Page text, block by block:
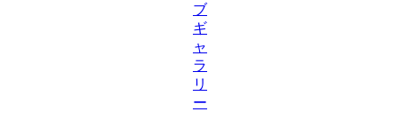
ブ
ギ
ャ
ラ
リ
ー